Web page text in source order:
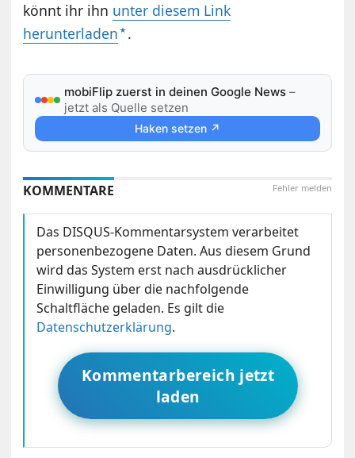
könnt ihr ihn unter diesem Link
herunterladen .
mobiFlip zuerst in deinen Google News –
jetzt als Quelle setzen
Haken setzen ↗
Fehler melden
KOMMENTARE
Das DISQUS-Kommentarsystem verarbeitet
personenbezogene Daten. Aus diesem Grund
wird das System erst nach ausdrücklicher
Einwilligung über die nachfolgende
Schaltfläche geladen. Es gilt die
Datenschutzerklärung.
Kommentarbereich jetzt
laden